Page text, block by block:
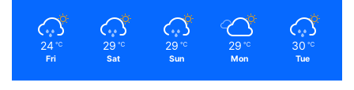
24 ℃
Fri
29 ℃
Sat
29 ℃
Sun
29 ℃
Mon
30 ℃
Tue